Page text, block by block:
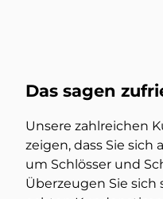
Das sagen
Unsere zahlreichen
zeigen, dass Sie sich
um Schlösser und
Überzeugen Sie sich